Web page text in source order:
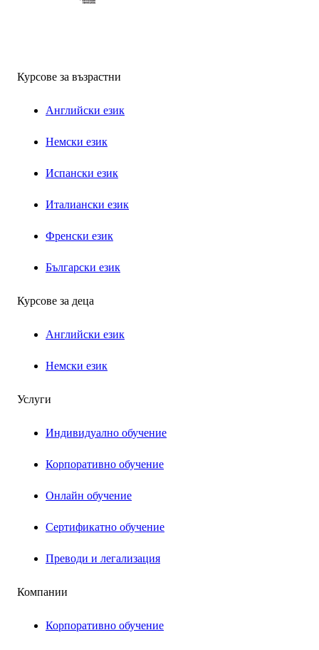
Курсове за възрастни
Английски език
Немски език
Испански език
Италиански език
Френски език
Български език
Курсове за деца
Английски език
Немски език
Услуги
Индивидуално обучение
Корпоративно обучение
Онлайн обучение
Сертификатно обучение
Преводи и легализация
Компании
Корпоративно обучение